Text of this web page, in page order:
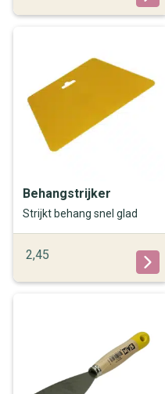
Behangstrijker
Strijkt behang snel glad
2,45